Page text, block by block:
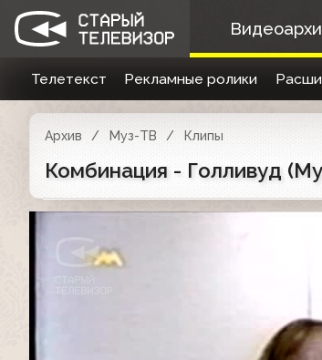
Телетекст Рекламные ролики
Архив Муз-ТВ Клипы
Комбинация - Голливуд